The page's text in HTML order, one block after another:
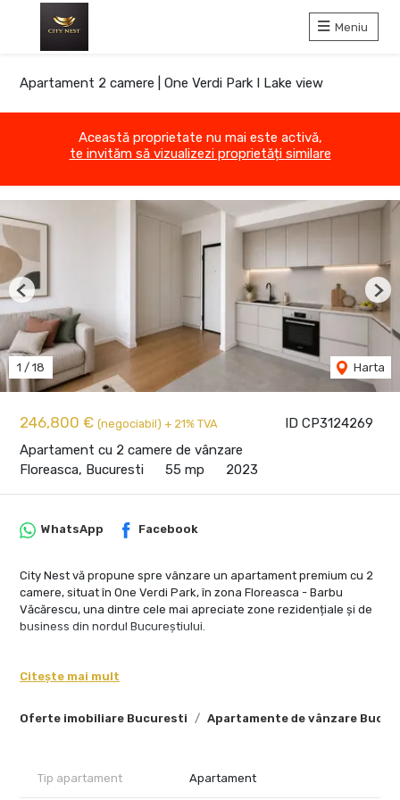
Meniu
Apartament 2 camere | One Verdi Park I Lake view
Această proprietate nu mai este activă,
te invităm să vizualizezi proprietăți similare
ID CP3124269
246,800 € (negociabil) + 21% TVA
Apartament cu 2 camere de vânzare
Floreasca, Bucuresti
55 mp 2023
1 / 18 Harta
Previous
Oferte imobiliare Bucuresti Apartamente de vânzare
WhatsApp Facebook
City Nest vă propune spre vânzare un apartament premium cu 2
camere, situat în One Verdi Park, în zona Floreasca - Barbu
Văcărescu, una dintre cele mai apreciate zone rezidențiale și de
business din nordul Bucureștiului.
beneficiază de vedere liberă către Lacul Tei, lumină naturală
apartamentului un plus de confort și deschidere.
de 63 mp și o terasă de 8 mp. Compartimentarea include zonă de
Citește mai mult
Tip apartament Apartament